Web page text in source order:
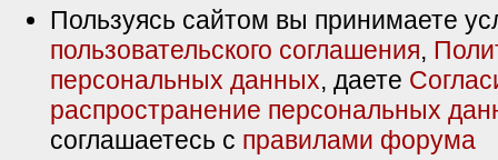
Пользуясь сайтом вы принимаете
пользовательского соглашения,
персональных данных, даете
распространение персональных
соглашаетесь с правилами форума